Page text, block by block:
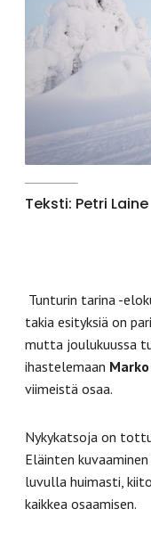
Teksti: Petri Laine
Tunturin tarina -
takia esityksiä on
mutta joulukuussa
ihastelemaan
viimeistä osaa.
Nykykatsoja on
Eläinten
luvulla huimasti,
kaikkea osaamisen.